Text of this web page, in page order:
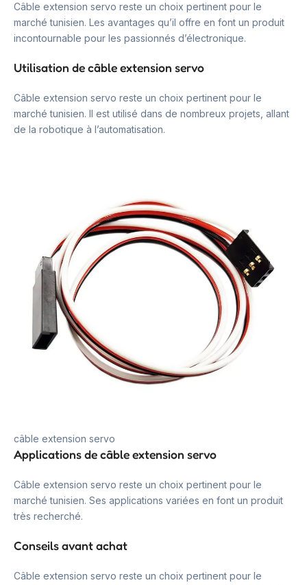
Câble extension servo reste un choix pertinent pour le
marché tunisien. Les avantages qu’il offre en font un produit
incontournable pour les passionnés d’électronique.
Utilisation de câble extension servo
Câble extension servo reste un choix pertinent pour le
marché tunisien. Il est utilisé dans de nombreux projets, allant
de la robotique à l’automatisation.
câble extension servo
Applications de câble extension servo
Câble extension servo reste un choix pertinent pour le
marché tunisien. Ses applications variées en font un produit
très recherché.
Conseils avant achat
Câble extension servo reste un choix pertinent pour le